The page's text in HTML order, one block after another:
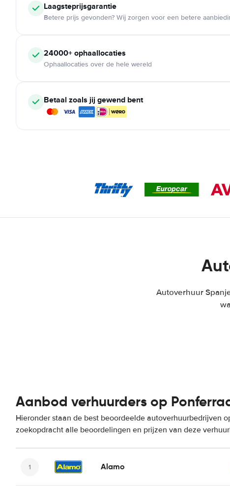
Laagsteprijsgarantie
Betere prijs gevonden? Wij zorgen voor een betere
24000+ ophaallocaties
Ophaallocaties over de hele wereld
Betaal zoals jij gewend bent
Autoverhuur
Aanbod verhuurders op
Hieronder staan de best beoordeelde autoverhuurbedrijven
zoekopdracht alle beoordelingen en prijzen van deze
Alamo